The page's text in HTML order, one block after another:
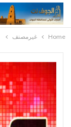
Home غيرمصنف